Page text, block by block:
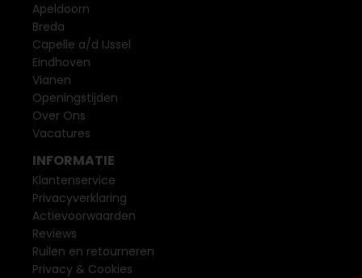
Apeldoorn
Breda
Capelle a/d IJssel
Eindhoven
Vianen
Openingstijden
Over Ons
Vacatures
INFORMATIE
Klantenservice
Privacyverklaring
Actievoorwaarden
Reviews
Ruilen en retourneren
Privacy & Cookies